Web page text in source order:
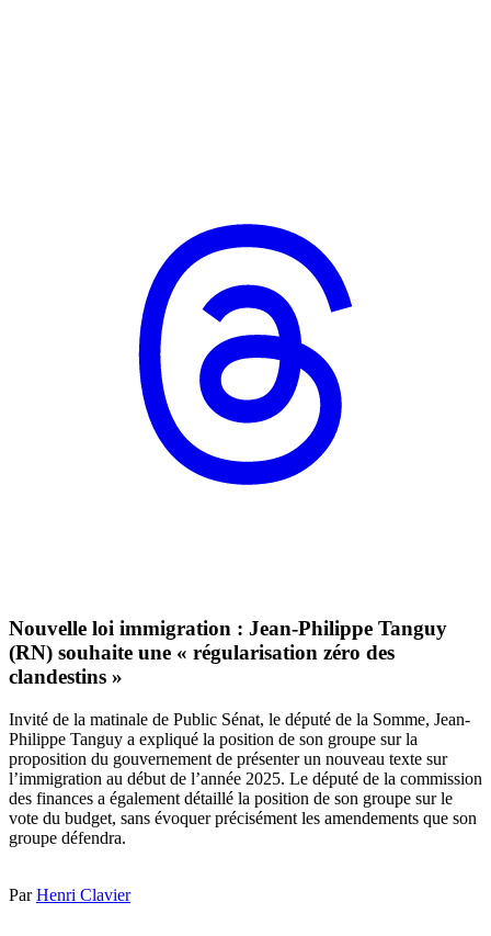
Nouvelle loi immigration : Jean-Philippe Tanguy
(RN) souhaite une « régularisation zéro des
clandestins »
Invité de la matinale de Public Sénat, le député de la Somme, Jean-
Philippe Tanguy a expliqué la position de son groupe sur la
proposition du gouvernement de présenter un nouveau texte sur
l’immigration au début de l’année 2025. Le député de la commission
des finances a également détaillé la position de son groupe sur le
vote du budget, sans évoquer précisément les amendements que son
groupe défendra.
ParHenri Clavier